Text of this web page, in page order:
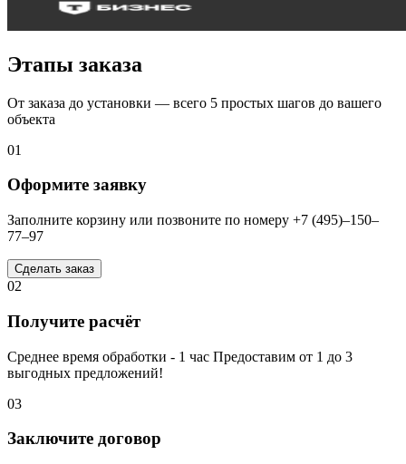
Этапы заказа
От заказа до установки — всего 5 простых шагов до вашего
объекта
01
Оформите заявку
Заполните корзину или позвоните по номеру +7 (495)–150–
77–97
Сделать заказ
02
Получите расчёт
Среднее время обработки - 1 час Предоставим от 1 до 3
выгодных предложений!
03
Заключите договор